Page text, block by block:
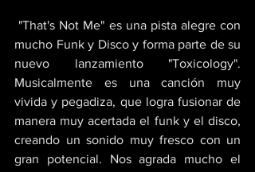
mucho Funk y Disco y forma parte de su
nuevo lanzamiento "Toxicology".
Musicalmente es una canción muy
vivida y pegadiza, que logra fusionar de
manera muy acertada el funk y el disco,
creando un sonido muy fresco con un
gran potencial. Nos agrada mucho el